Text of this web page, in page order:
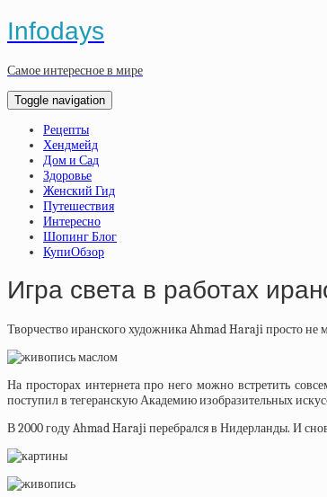
Infodays
Самое интересное в мире
Toggle navigation
Рецепты
Хендмейд
Дом и Сад
Здоровье
Женский Гид
Путешествия
Интересно
Шопинг Блог
КупиОбзор
Игра света в работах
Творчество иранского художника Ahmad Haraji просто не
На просторах интернета про него можно встретить
поступил в тегеранскую Академию изобразительных
В 2000 году Ahmad Haraji перебрался в Нидерланды. И